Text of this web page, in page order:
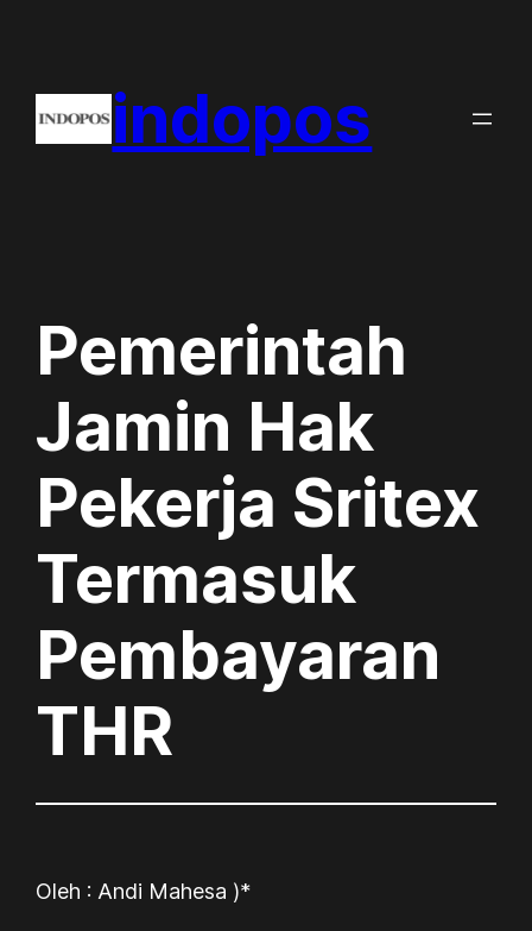
content
indopos
Pemerintah
Jamin Hak
Pekerja Sritex
Termasuk
Pembayaran
THR
Oleh : Andi Mahesa )*